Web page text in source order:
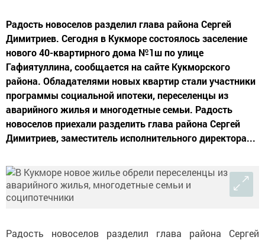
Радость новоселов разделил глава района Сергей
Димитриев. Сегодня в Кукморе состоялось заселение
нового 40-квартирного дома №1ш по улице
Гафиятуллина, сообщается на сайте Кукморского
района. Обладателями новых квартир стали участники
программы социальной ипотеки, переселенцы из
аварийного жилья и многодетные семьи. Радость
новоселов приехали разделить глава района Сергей
Димитриев, заместитель исполнительного директора...
Радость новоселов разделил глава района Сергей